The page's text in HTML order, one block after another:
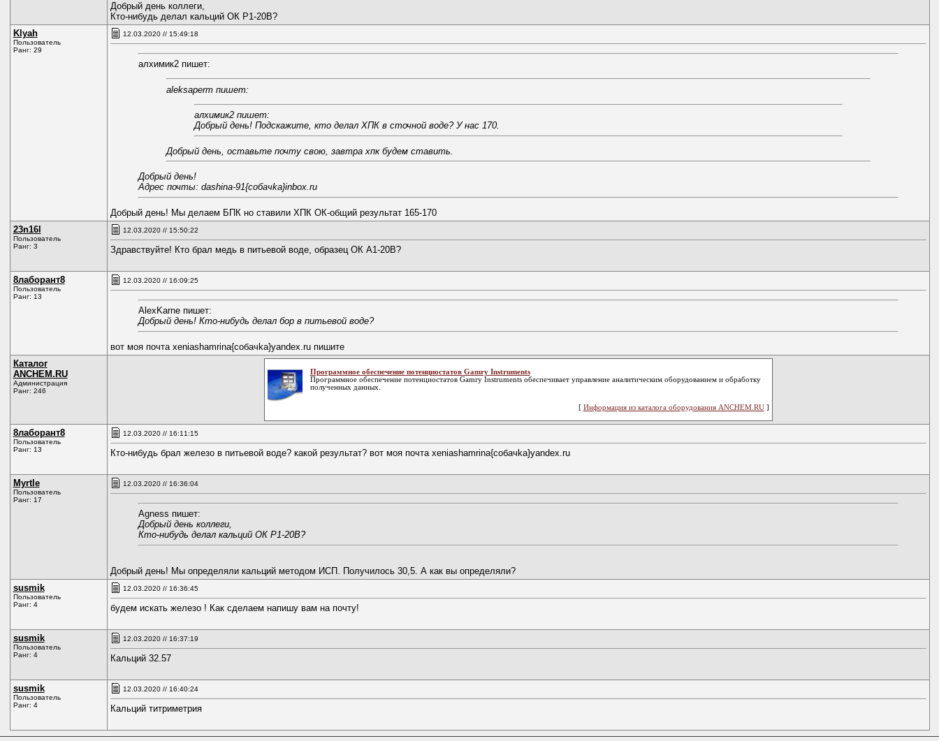
Добрый день коллеги,
Кто-нибудь делал кальций ОК Р1-20В?
Klyah
Пользователь
Ранг: 29
12.03.2020 // 15:49:18
алхимик2 пишет:
aleksaperm пишет:
алхимик2 пишет:
Добрый день! Подскажите, кто делал ХПК в сточной воде? У нас 170.
Добрый день, оставьте почту свою, завтра хпк будем ставить.
Добрый день!
Адрес почты: dashina-91{coбaчkа}inbox.ru
Добрый день! Мы делаем БПК но ставили ХПК ОК-общий результат 165-170
23n16l
Пользователь
Ранг: 3
12.03.2020 // 15:50:22
Здравствуйте! Кто брал медь в питьевой воде, образец ОК А1-20В?
8лаборант8
Пользователь
Ранг: 13
12.03.2020 // 16:09:25
AlexKarne пишет:
Добрый день! Кто-нибудь делал бор в питьевой воде?
вот моя почта xeniashamrina{coбaчkа}yandex.ru пишите
Каталог
ANCHEM.RU
Администрация
Ранг: 246
Программное обеспечение потенциостатов Gamry Instruments
Программное обеспечение потенциостатов Gamry Instruments обеспечивает управление аналитическим оборудованием и обработку
полученных данных.
[ Информация из каталога оборудования ANCHEM.RU]
8лаборант8
Пользователь
Ранг: 13
12.03.2020 // 16:11:15
Кто-нибудь брал железо в питьевой воде? какой результат? вот моя почта xeniashamrina{coбaчkа}yandex.ru
Myrtle
Пользователь
Ранг: 17
12.03.2020 // 16:36:04
Agness пишет:
Добрый день коллеги,
Кто-нибудь делал кальций ОК Р1-20В?
Добрый день! Мы определяли кальций методом ИСП. Получилось 30,5. А как вы определяли?
susmik
Пользователь
Ранг: 4
12.03.2020 // 16:36:45
будем искать железо ! Как сделаем напишу вам на почту!
susmik
Пользователь
Ранг: 4
12.03.2020 // 16:37:19
Кальций 32.57
susmik
Пользователь
Ранг: 4
12.03.2020 // 16:40:24
Кальций титриметрия